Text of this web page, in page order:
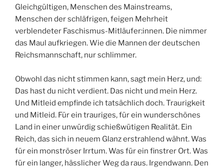
Gleichgültigen, Menschen des Mainstreams,
Menschen der schläfrigen, feigen Mehrheit
verblendeter Faschismus-Mitläufer:innen. Die nimmer
das Maul aufkriegen. Wie die Mannen der deutschen
Reichsmannschaft, nur schlimmer.
Obwohl das nicht stimmen kann, sagt mein Herz, und:
Das hast du nicht verdient. Das nicht und mein Herz.
Und Mitleid empfinde ich tatsächlich doch. Traurigkeit
und Mitleid. Für ein trauriges, für ein wunderschönes
Land in einer unwürdig schießwütigen Realität. Ein
Reich, das sich in neuem Glanz erstrahlend wähnt. Was
für ein monströser Irrtum. Was für ein finstrer Ort. Was
für ein langer, hässlicher Weg da raus. Irgendwann. Den